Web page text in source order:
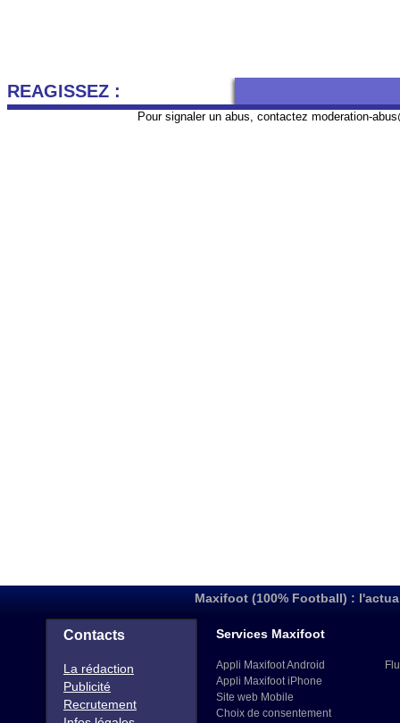
REAGISSEZ :
Pour signaler un abus, contactez moderation-
Maxifoot (100% Football) :
Contacts
La rédaction
Publicité
Recrutement
Services Maxifoot
Appli Maxifoot Android
Appli Maxifoot iPhone
Site web Mobile
Choix de consentement